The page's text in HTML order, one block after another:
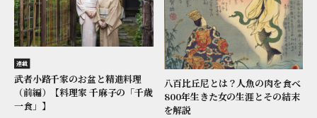
連載
武者小路千家のお盆と精進料理
（前編）【料理家 千麻子の「千歳
一食」】
八百比丘尼とは？人魚の肉を食べ
800年生きた女の生涯とその結末
を解説